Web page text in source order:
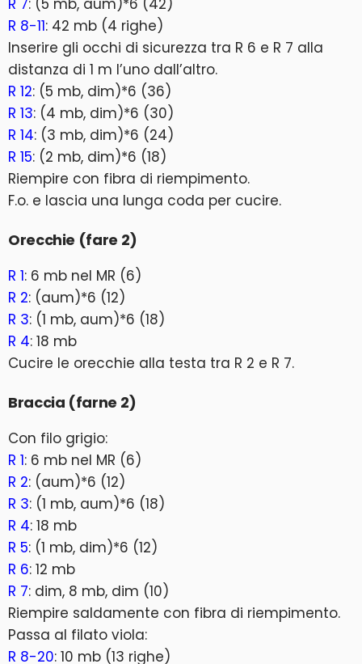
R 7: (5 mb, aum)*6 (42)
R 8-11: 42 mb (4 righe)
Inserire gli occhi di sicurezza tra R 6 e R 7 alla
distanza di 1 m l’uno dall’altro.
R 12: (5 mb, dim)*6 (36)
R 13: (4 mb, dim)*6 (30)
R 14: (3 mb, dim)*6 (24)
R 15: (2 mb, dim)*6 (18)
Riempire con fibra di riempimento.
F.o. e lascia una lunga coda per cucire.
Orecchie (fare 2)
R 1: 6 mb nel MR (6)
R 2: (aum)*6 (12)
R 3: (1 mb, aum)*6 (18)
R 4: 18 mb
Cucire le orecchie alla testa tra R 2 e R 7.
Braccia (farne 2)
Con filo grigio:
R 1: 6 mb nel MR (6)
R 2: (aum)*6 (12)
R 3: (1 mb, aum)*6 (18)
R 4: 18 mb
R 5: (1 mb, dim)*6 (12)
R 6: 12 mb
R 7: dim, 8 mb, dim (10)
Riempire saldamente con fibra di riempimento.
Passa al filato viola:
R 8-20: 10 mb (13 righe)